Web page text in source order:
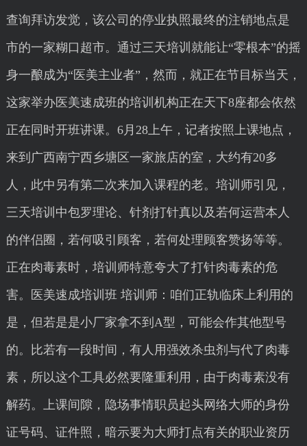
查询拜访发觉，该公司的停业执照最终的注销地点是
市的一家糊口超市。通过三天培训就能让“零根本”的摇
身一酿成为“医美主业者”，然而，就正在节目标当天，
这家举办医美速成班的培训机构正在天下8座都会依然
正在同时开班讲课。6月28上午，记者按照上课地点，
来到广西南宁西乡塘区一家旅店的室，大约有20多
人，此中另有第二次来加入课程的老。培训师引见，
三天培训中包罗理论、针剂打针真以及若何运营本人
的伴侣圈，若何吸引顾客，若何处理顾客赞扬等等。
正在肉毒素时，培训师特意夸大了打针肉毒素的危
害。医美速成培训班 培训师：咱们正轨临床上利用的
是，但若是是小厂家拿不到A型，可能会作其他型号
的。比若有一段时间，有人用强效杀虫剂与代了肉毒
素，所以这个工具必然要隆重利用，由于肉毒素没有
解药。上课间隙，隐场事情职员起头网络大师的身份
证号码、证件照，暗示要为大师打点有关的职业资历